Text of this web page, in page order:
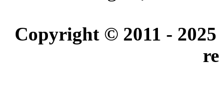
Copyright © 2011 - 2025